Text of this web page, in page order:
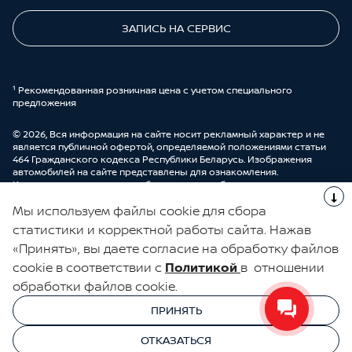
ЗАПИСЬ НА СЕРВИС
¹ Рекомендованная розничная цена с учетом специального
предложения
© 2026, Вся информация на сайте носит рекламный характер и не
является публичной офертой, определяемой положениями статьи
464 Гражданского кодекса Республики Беларусь. Изображения
автомобилей на сайте представлены для ознакомления.
Комплектации и цены могут быть изменены без предварительного
автоцентре ООО “ДрайвМоторс”.
ЭЛЕКТРОННАЯ КНИГА ОТЗЫВОВ
© 2026, УНП 191111259
ООО "ДрайвМоторс"
УНП 191111259 ООО "ДрайвМоторс"
Мы используем файлы cookie для сбора
статистики и корректной работы сайта. Нажав
«Принять», вы даете согласие на обработку файлов
cookie в соответствии с Политикой в отношении
обработки файлов cookie.
ПРИНЯТЬ
ОТКАЗАТЬСЯ